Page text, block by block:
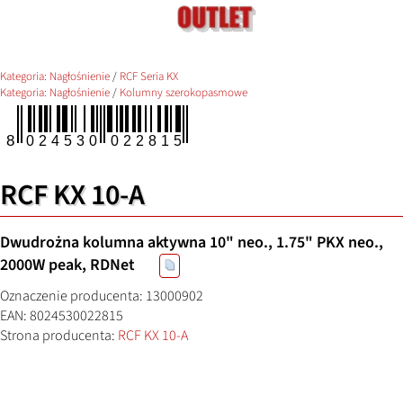
Kategoria: Nagłośnienie/ RCF Seria KX
Kategoria: Nagłośnienie/ Kolumny szerokopasmowe
RCF KX 10-A
Dwudrożna kolumna aktywna 10" neo., 1.75" PKX neo.,
2000W peak, RDNet
Oznaczenie producenta: 13000902
EAN: 8024530022815
Strona producenta: RCF KX 10-A